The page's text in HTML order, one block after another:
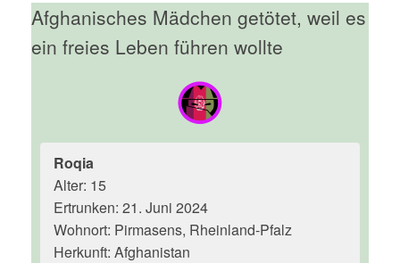
Afghanisches Mädchen getötet, weil es
ein freies Leben führen wollte
Roqia
Alter: 15
Ertrunken: 21. Juni 2024
Wohnort: Pirmasens, Rheinland-Pfalz
Herkunft: Afghanistan